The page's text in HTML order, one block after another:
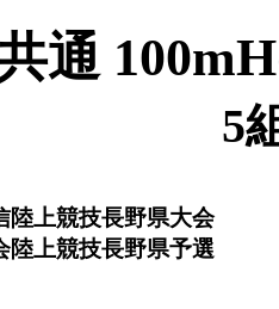
通
5
陸上競技長野県大会
陸上競技長野県予選